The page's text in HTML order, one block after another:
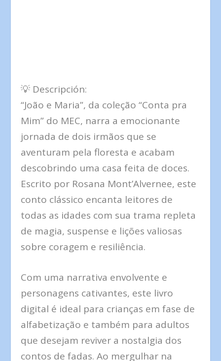
💡 Descripción:
“João e Maria”, da coleção “Conta pra
Mim” do MEC, narra a emocionante
jornada de dois irmãos que se
aventuram pela floresta e acabam
descobrindo uma casa feita de doces.
Escrito por Rosana Mont’Alvernee, este
conto clássico encanta leitores de
todas as idades com sua trama repleta
de magia, suspense e lições valiosas
sobre coragem e resiliência.
Com uma narrativa envolvente e
personagens cativantes, este livro
digital é ideal para crianças em fase de
alfabetização e também para adultos
que desejam reviver a nostalgia dos
contos de fadas. Ao mergulhar na